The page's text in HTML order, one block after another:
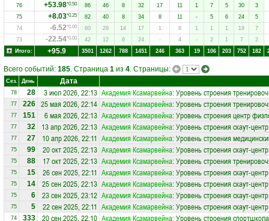
76
+53.98*0.50 86 46 8 32 17 11 1 7 5 30
3
75
+8.03*0.25 82 40 8 34 8 11 - 5 6 24
5
74
-6.52*0.00 60 29 14 17 1 8 1 1 1 19
7
73
-22.54*0.00 42 12 6 24 - 4 - 2 1 7
2
Итого:
+95.9 3501 1262 788 1451 246 363 19 106 203 752 182
Всего событий: 185. Страница 1 из 4. Страницы:
Сез. День Дата
78 28 3 июл 2026, 22:13 Академия Ксамарвейна: Уровень строения
77 226 25 мая 2026, 22:14 Академия Ксамарвейна: Уровень строения
77 151 6 мая 2026, 22:13 Академия Ксамарвейна: Уровень строения центр
77 32 13 апр 2026, 22:13 Академия Ксамарвейна: Уровень строения скаут-
77 27 10 апр 2026, 22:11 Академия Ксамарвейна: Уровень строения
75 99 20 окт 2025, 22:13 Академия Ксамарвейна: Уровень строения скаут-
75 88 17 окт 2025, 22:13 Академия Ксамарвейна: Уровень строения
75 15 26 сен 2025, 22:11 Академия Ксамарвейна: Уровень строения скаут-
75 14 25 сен 2025, 22:13 Академия Ксамарвейна: Уровень строения скаут-
75 6 23 сен 2025, 23:12 Академия Ксамарвейна: Уровень строения скаут-
75 5 22 сен 2025, 22:11 Академия Ксамарвейна: Уровень строения скаут-
74 333 20 сен 2025, 22:10 Академия Ксамарвейна: Уровень строения